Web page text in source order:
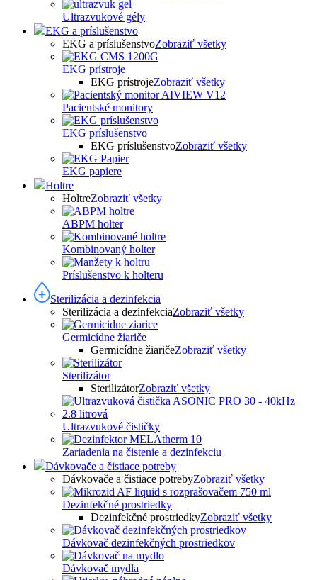
Ultrazvukové gély
EKG a príslušenstvo
EKG a príslušenstvoZobraziť všetky
EKG prístroje
EKG prístrojeZobraziť všetky
Pacientské monitory
EKG príslušenstvo
EKG príslušenstvoZobraziť všetky
EKG papiere
Holtre
HoltreZobraziť všetky
ABPM holter
Kombinovaný holter
Príslušenstvo k holteru
Sterilizácia a dezinfekcia
Sterilizácia a dezinfekciaZobraziť všetky
Germicídne žiariče
Germicídne žiaričeZobraziť všetky
Sterilizátor
SterilizátorZobraziť všetky
Ultrazvukové čističky
Zariadenia na čistenie a dezinfekciu
Dávkovače a čistiace potreby
Dávkovače a čistiace potrebyZobraziť všetky
Dezinfekčné prostriedky
Dezinfekčné prostriedkyZobraziť všetky
Dávkovač dezinfekčných prostriedkov
Dávkovač mydla